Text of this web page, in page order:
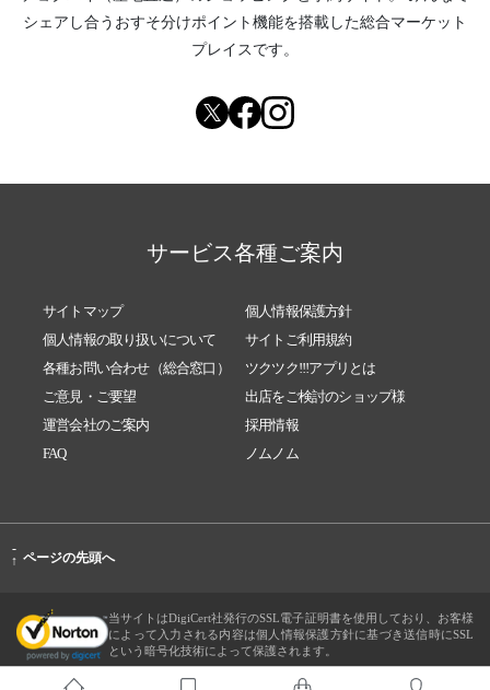
シェアし合う おすそ分けポイント機能を搭載した総合マーケット
プレイスです。
サービス各種ご案内
サイトマップ
個人情報保護方針
個人情報の取り扱いについて
サイトご利用規約
各種お問い合わせ（総合窓口）
ツクツク!!!アプリとは
ご意見・ご要望
出店をご検討のショップ様
運営会社のご案内
採用情報
FAQ
ノムノム
-
↑ ページの先頭へ
当サイトはDigiCert社発行のSSL電子証明書を使用しており、お客様
によって入力される内容は個人情報保護方針に基づき送信時にSSL
という暗号化技術によって保護されます。